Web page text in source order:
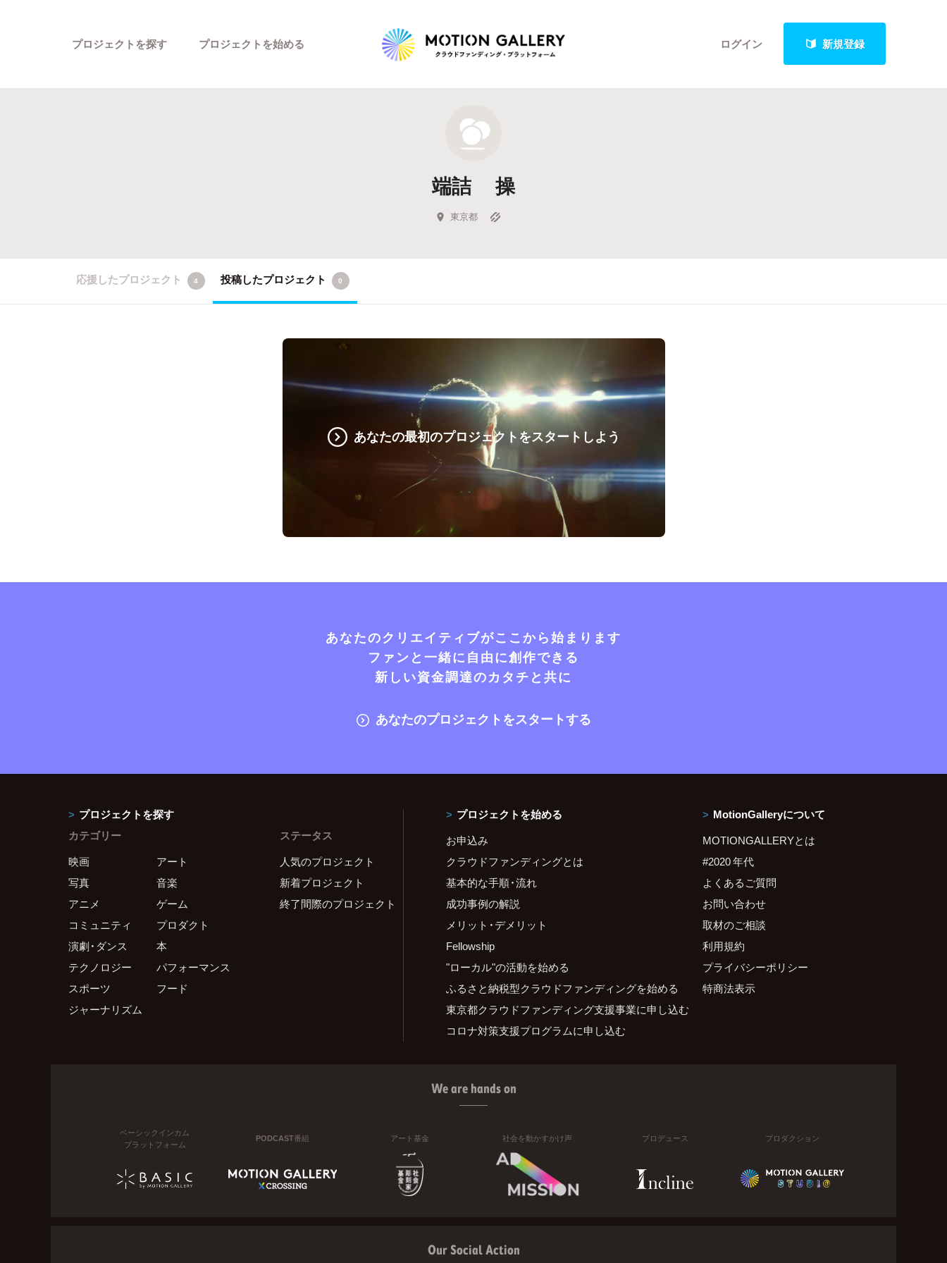
ログイン 新規登録
プロジェクトを探す
新着プロジェクト
Feature
キュレーターから探す
プロジェクトを始める
端詰 操
東京都
応援したプロジェクト 4 投稿したプロジェクト 0
あなたの最初のプロジェクトをスタートしよう
あなたのクリエイティブがここから始まります
ファンと一緒に自由に創作できる
新しい資金調達のカタチと共に
あなたのプロジェクトをスタートする
プロジェクトを探す
カテゴリー
映画
アート
写真
音楽
アニメ
ゲーム
コミュニティ
プロダクト
演劇・ダンス
本
テクノロジー
パフォーマンス
スポーツ
フード
ジャーナリズム
ステータス
人気のプロジェクト
新着プロジェクト
終了間際のプロジェクト
プロジェクトを始める
お申込み
クラウドファンディングとは
基本的な手順・流れ
成功事例の解説
メリット・デメリット
Fellowship
"ローカル"の活動を始める
ふるさと納税型クラウドファンディングを始める
東京都クラウドファンディング支援事業に申し込む
コロナ対策支援プログラムに申し込む
MotionGalleryについて
MOTIONGALLERYとは
#2020 年代
よくあるご質問
お問い合わせ
取材のご相談
利用規約
プライバシーポリシー
特商法表示
We are hands on
ベーシックインカム
プラットフォーム
PODCAST番組 アート基金 社会を動かすかけ声 プロデュース プロダクション
Our Social Action